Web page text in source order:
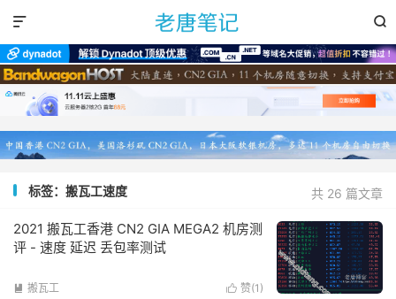


共 26 篇文章
标签：搬瓦工速度
2021 搬瓦工香港 CN2 GIA MEGA2 机房测
评 - 速度 延迟 丢包率测试
 赞(1 )
 搬瓦工